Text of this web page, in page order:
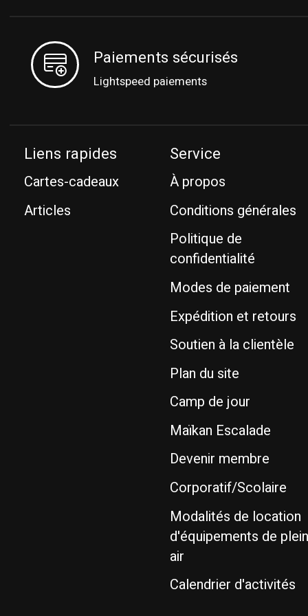
Paiements sécurisés
Lightspeed paiements
Liens rapides
Cartes-cadeaux
Articles
Service
À propos
Conditions générales
Politique de
confidentialité
Modes de paiement
Expédition et retours
Soutien à la clientèle
Plan du site
Camp de jour
Maïkan Escalade
Devenir membre
Corporatif/Scolaire
Modalités de location
d'équipements de plein
air
Calendrier d'activités